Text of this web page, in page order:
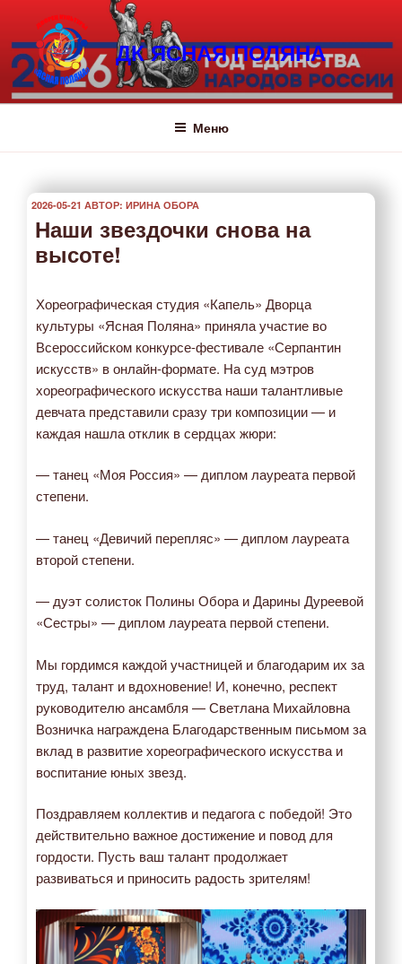
содержимому
ДК ЯСНАЯ ПОЛЯНА
Меню
ОПУБЛИКОВАНО
2026-05-21 АВТОР: ИРИНА ОБОРА
Наши звездочки снова на
высоте!
Хореографическая студия «Капель» Дворца
культуры «Ясная Поляна» приняла участие во
Всероссийском конкурсе-фестивале «Серпантин
искусств» в онлайн-формате. На суд мэтров
хореографического искусства наши талантливые
девчата представили сразу три композиции — и
каждая нашла отклик в сердцах жюри:
— танец «Моя Россия» — диплом лауреата первой
степени.
— танец «Девичий перепляс» — диплом лауреата
второй степени.
— дуэт солисток Полины Обора и Дарины Дуреевой
«Сестры» — диплом лауреата первой степени.
Мы гордимся каждой участницей и благодарим их за
труд, талант и вдохновение! И, конечно, респект
руководителю ансамбля — Светлана Михайловна
Возничка награждена Благодарственным письмом за
вклад в развитие хореографического искусства и
воспитание юных звезд.
Поздравляем коллектив и педагога с победой! Это
действительно важное достижение и повод для
гордости. Пусть ваш талант продолжает
развиваться и приносить радость зрителям!